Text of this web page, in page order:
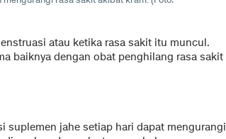
atau ketika rasa sakit itu muncul.
baiknya dengan obat penghilang rasa sakit
suplemen jahe setiap hari dapat mengurangi